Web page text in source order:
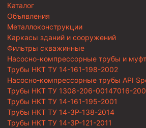
Каталог
Объявления
Металлоконструкции
Каркасы зданий и сооружений
Фильтры скважинные
Насосно-компрессорные трубы и
Трубы НКТ ТУ 14-161-198-2002
Насосно-компрессорные трубы API
Трубы НКТ ТУ 1308-206-00147016-
Трубы НКТ ТУ 14-161-195-2001
Трубы НКТ ТУ 14-3Р-138-2014
Трубы НКТ ТУ 14-3Р-121-2011